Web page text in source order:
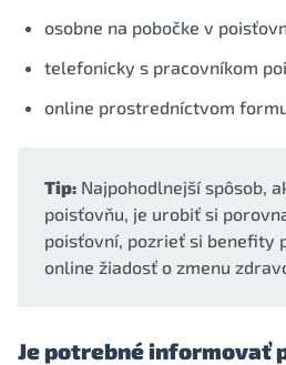
osobne na pobočke v
telefonicky s pracovníkom
online prostredníctvom
Tip: Najpohodlnejší spôsob,
poisťovňu, je urobiť si
poisťovní, pozrieť si benefity
online žiadosť o zmenu
Je potrebné informovať